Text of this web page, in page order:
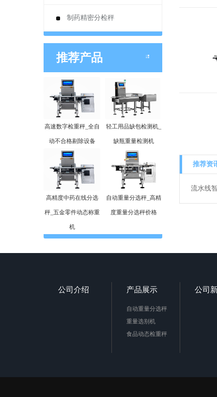
制药精密分检秤
推荐产品
高速数字检重秤_全自
动不合格剔除设备
轻工用品缺包检测机_
缺瓶重量检测机
高精度中药在线分选
秤_五金零件动态称重
机
自动重量分选秤_高精
度重量分选秤价格
推荐资
流水线
公司介绍 产品展示
自动重量分选秤
重量选别机
食品动态检重秤
公司